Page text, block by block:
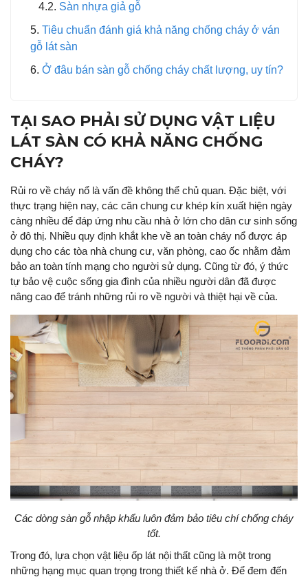
Sàn nhựa giả gỗ
Tiêu chuẩn đánh giá khả năng chống cháy ở ván
gỗ lát sàn
Ở đâu bán sàn gỗ chống cháy chất lượng, uy tín?
TẠI SAO PHẢI SỬ DỤNG VẬT LIỆU
LÁT SÀN CÓ KHẢ NĂNG CHỐNG
CHÁY?
Rủi ro về cháy nổ là vấn đề không thể chủ quan. Đặc biệt, với
thực trạng hiện nay, các căn chung cư khép kín xuất hiện ngày
càng nhiều để đáp ứng nhu cầu nhà ở lớn cho dân cư sinh sống
ở đô thị. Nhiều quy định khắt khe về an toàn cháy nổ được áp
dụng cho các tòa nhà chung cư, văn phòng, cao ốc nhằm đảm
bảo an toàn tính mạng cho người sử dụng. Cũng từ đó, ý thức
tự bảo vệ cuộc sống gia đình của nhiều người dân đã được
nâng cao để tránh những rủi ro về người và thiệt hại về của.
Các dòng sàn gỗ nhập khẩu luôn đảm bảo tiêu chí chống cháy
tốt.
Trong đó, lựa chọn vật liệu ốp lát nội thất cũng là một trong
những hạng mục quan trọng trong thiết kế nhà ở. Để đem đến